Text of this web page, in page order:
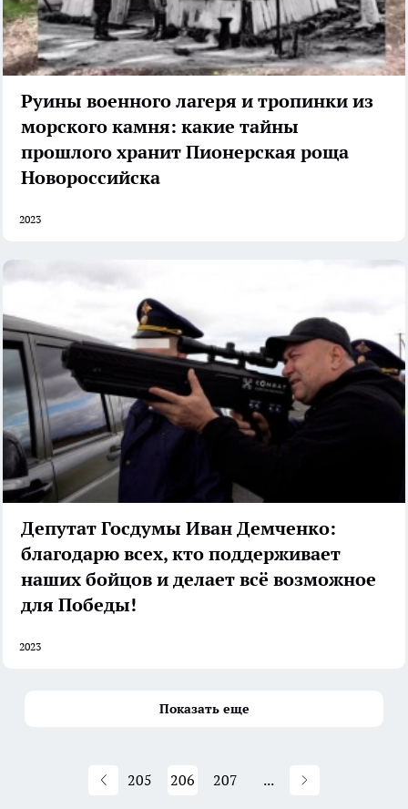
Руины военного лагеря и тропинки из
морского камня: какие тайны
прошлого хранит Пионерская роща
Новороссийска
2023
Депутат Госдумы Иван Демченко:
благодарю всех, кто поддерживает
наших бойцов и делает всё возможное
для Победы!
2023
Показать еще
205 206 207 ...